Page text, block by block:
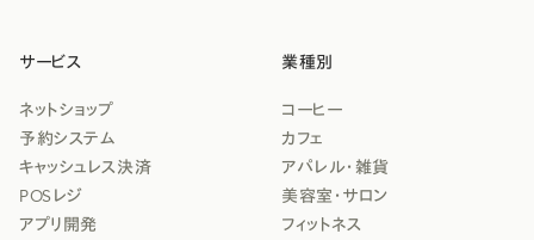
サービス
ネットショップ
予約システム
キャッシュレス決済
POSレジ
アプリ開発
業種別
コーヒー
カフェ
アパレル・雑貨
美容室・サロン
フィットネス